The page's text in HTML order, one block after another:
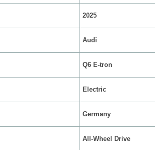
2025
Audi
Q6 E-tron
Electric
Germany
All-Wheel Drive